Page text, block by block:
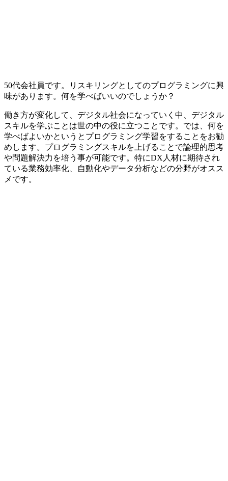
50代会社員です。リスキリングとしてのプログラミングに興
味があります。何を学べばいいのでしょうか？
働き方が変化して、デジタル社会になっていく中、デジタル
スキルを学ぶことは世の中の役に立つことです。では、何を
学べばよいかというとプログラミング学習をすることをお勧
めします。プログラミングスキルを上げることで論理的思考
や問題解決力を培う事が可能です。特にDX人材に期待され
ている業務効率化、自動化やデータ分析などの分野がオスス
メです。